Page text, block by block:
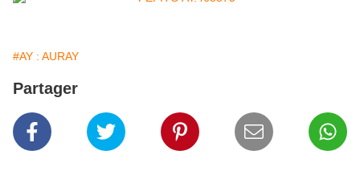
#AY : AURAY
Partager